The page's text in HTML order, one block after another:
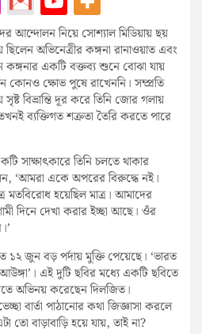
নিয়ে সোশ্যাল মিডিয়ায় ছয়
অভিনেত্রীর কঙ্গনা রানাওয়াত এবং
কঙ্গনার একটি বক্তব্য শুনে বোঝা যায়
কোনও ক্ষোভ পুষে রাখেননি। সম্প্রতি
বিভ্রান্তি দূর করে তিনি জোর গলায়
ব্যক্তিগত শত্রুতা তৈরি করতে পারে
সাক্ষাৎকারে তিনি চলতে থাকার
‘আমরা একে অপরের বিরুদ্ধে নই।
মতবিরোধ হয়েছিল মাত্র। আমাদের
দিনে দেখা করার ইচ্ছা আছে। ওঁর
১২ জুন বড় পর্দায় মুক্তি পেয়েছে। ‘ভারত
আউঙ্গা’। এই দুটি ছবির মধ্যে একটি ছবিতে
অভিনয় করেছেন দিলজিত।
বার্তা পাঠানোর কথা জিজ্ঞাসা করলে
তো বাড়াবাড়ি হয়ে যায়, তাই না?